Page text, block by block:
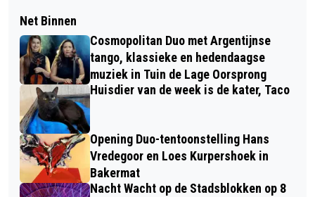
Net Binnen
Cosmopolitan Duo met Argentijnse
tango, klassieke en hedendaagse
muziek in Tuin de Lage Oorsprong
Huisdier van de week is de kater, Taco
Opening Duo-tentoonstelling Hans
Vredegoor en Loes Kurpershoek in
Bakermat
Nacht Wacht op de Stadsblokken op 8